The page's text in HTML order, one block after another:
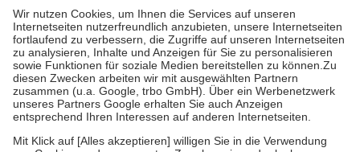
höchstens zehn Euro.
Es sind jedoch nie mehr als die tatsächlichen
Kosten der Leistung zu entrichten.
Diese Regeln gelten grundsätzlich auch für Online-Apotheken.
Bei Heilmitteln und häuslicher Krankenpflege beträgt die
Zuzahlung zehn Prozent der Kosten sowie zehn Euro je
Verordnung.
Um das Engagement der Versicherten für ihre eigene Gesundheit zu
stärken und die besondere Stellung der Familie zu unterstützen,
fallenkeine Zuzahlungenan bei: